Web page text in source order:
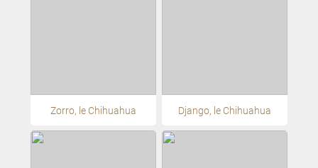
Zorro, le Chihuahua Django, le Chihuahua